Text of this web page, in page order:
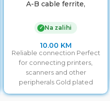
A-B cable ferrite,
AMBM-15
✓ Na zalihi
10.00 KM
Reliable connection Perfect
for connecting printers,
scanners and other
peripherals Gold plated
contacts